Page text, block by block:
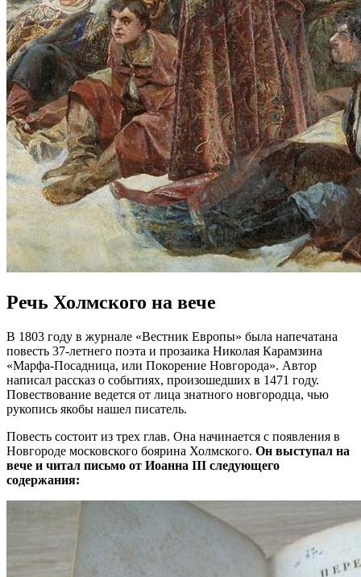
Речь Холмского на вече
В 1803 году в журнале «Вестник Европы» была напечатана
повесть 37-летнего поэта и прозаика Николая Карамзина
«Марфа-Посадница, или Покорение Новгорода». Автор
написал рассказ о событиях, произошедших в 1471 году.
Повествование ведется от лица знатного новгородца, чью
рукопись якобы нашел писатель.
Повесть состоит из трех глав. Она начинается с появления в
Новгороде московского боярина Холмского. Он выступал на
вече и читал письмо от Иоанна III следующего
содержания: